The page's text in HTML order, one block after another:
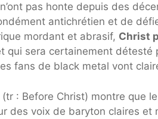
pas honte depuis des
antichrétien et de
mordant et abrasif, Christ
qui sera certainement détesté
fans de black metal vont
(tr : Before Christ) montre que
des voix de baryton claires